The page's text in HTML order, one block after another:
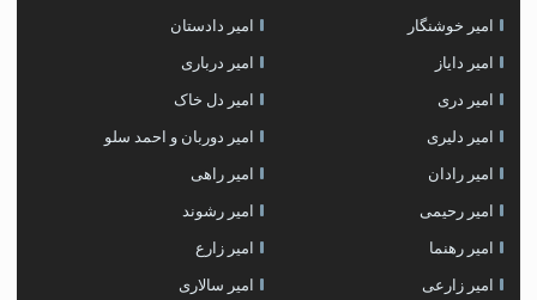
امیر خوشنگار امیر دادستان
امیر دایاز امیر درباری
امیر دری امیر دل خاک
امیر دلیری امیر دوربان و احمد سلو
امیر رادان امیر راهی
امیر رحیمی امیر رشوند
امیر رهنما امیر زارع
امیر زارعی امیر سالاری